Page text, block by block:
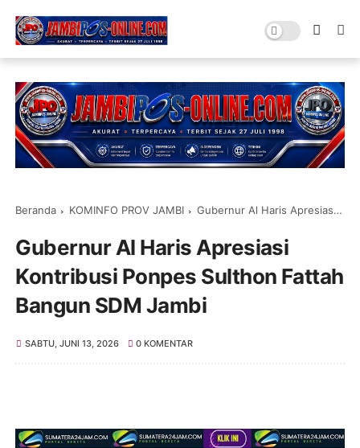
Beranda KOMINFO PROV JAMBI Gubernur Al Haris Apresiasi Kontribusi Ponpes Sulthon Fattah Bangun SDM Jambi
Gubernur Al Haris Apresiasi
Kontribusi Ponpes Sulthon Fattah
Bangun SDM Jambi
SABTU, JUNI 13, 2026 0 KOMENTAR